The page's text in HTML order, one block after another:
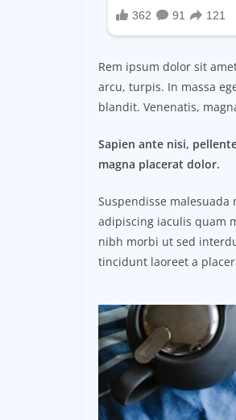
Rem ipsum dolor sit
arcu, turpis. In massa
blandit. Venenatis,
Sapien ante nisi,
magna placerat dolor.
Suspendisse
adipiscing iaculis quam
nibh morbi ut sed
tincidunt laoreet a